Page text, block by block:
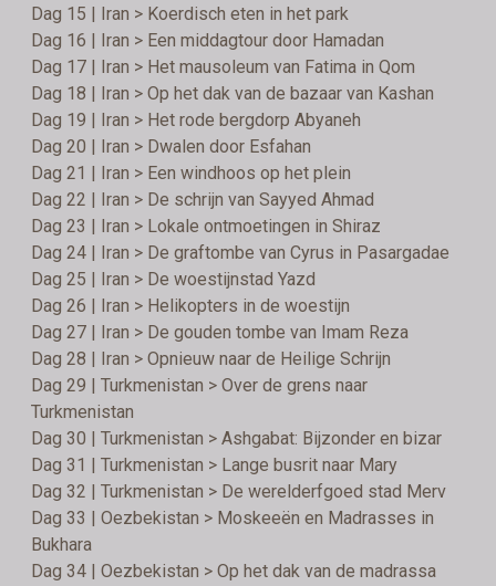
Dag 15 | Iran > Koerdisch eten in het park
Dag 16 | Iran > Een middagtour door Hamadan
Dag 17 | Iran > Het mausoleum van Fatima in Qom
Dag 18 | Iran > Op het dak van de bazaar van Kashan
Dag 19 | Iran > Het rode bergdorp Abyaneh
Dag 20 | Iran > Dwalen door Esfahan
Dag 21 | Iran > Een windhoos op het plein
Dag 22 | Iran > De schrijn van Sayyed Ahmad
Dag 23 | Iran > Lokale ontmoetingen in Shiraz
Dag 24 | Iran > De graftombe van Cyrus in Pasargadae
Dag 25 | Iran > De woestijnstad Yazd
Dag 26 | Iran > Helikopters in de woestijn
Dag 27 | Iran > De gouden tombe van Imam Reza
Dag 28 | Iran > Opnieuw naar de Heilige Schrijn
Dag 29 | Turkmenistan > Over de grens naar
Turkmenistan
Dag 30 | Turkmenistan > Ashgabat: Bijzonder en bizar
Dag 31 | Turkmenistan > Lange busrit naar Mary
Dag 32 | Turkmenistan > De werelderfgoed stad Merv
Dag 33 | Oezbekistan > Moskeeën en Madrasses in
Bukhara
Dag 34 | Oezbekistan > Op het dak van de madrassa